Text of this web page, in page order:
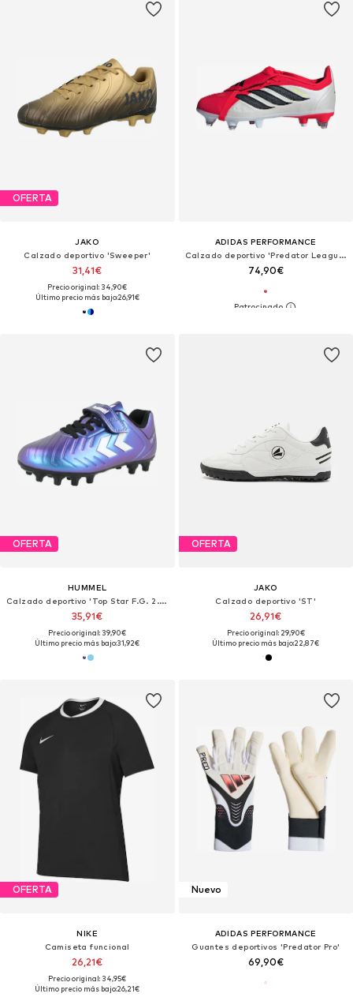
OFERTA
JAKO
Calzado deportivo 'Sweeper'
31,41€
Precio original: 34,90€
Último precio más bajo:26,91€
ADIDAS PERFORMANCE
Calzado deportivo 'Predator League'
74,90€
OFERTA
HUMMEL
Calzado deportivo 'Top Star F.G. 2.0'
35,91€
Precio original: 39,90€
Último precio más bajo:31,92€
OFERTA
JAKO
Calzado deportivo 'ST'
26,91€
Precio original: 29,90€
Último precio más bajo:22,87€
OFERTA
NIKE
Camiseta funcional
26,21€
Precio original: 34,95€
Último precio más bajo:26,21€
Nuevo
ADIDAS PERFORMANCE
Guantes deportivos 'Predator Pro'
69,90€